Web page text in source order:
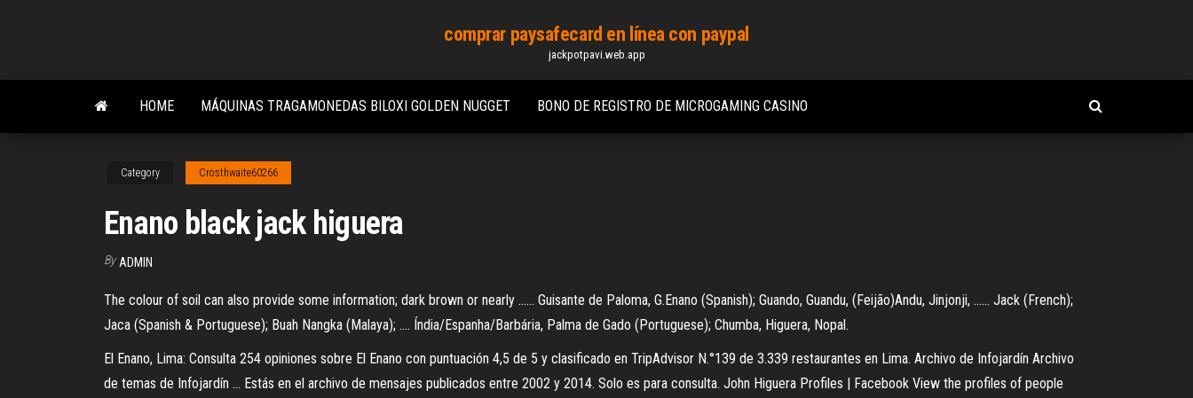
content
comprar paysafecard en línea con paypal
jackpotpavi.web.app
HOME MÁQUINAS TRAGAMONEDAS BILOXI GOLDEN NUGGET BONO DE REGISTRO DE MICROGAMING CASINO
Category Crosthwaite60266
Enano black jack higuera
By ADMIN
The colour of soil can also provide some information; dark brown or nearly ...... Guisante de Paloma, G.Enano (Spanish); Guando, Guandu, (Feijão)Andu, Jinjonji, ...... Jack (French);
Jaca (Spanish & Portuguese); Buah Nangka (Malaya); .... Índia/Espanha/Barbária, Palma de Gado (Portuguese); Chumba, Higuera, Nopal.
El Enano, Lima: Consulta 254 opiniones sobre El Enano con puntuación 4,5 de 5 y clasificado en TripAdvisor N.°139 de 3.339 restaurantes en Lima. Archivo de Infojardín Archivo
de temas de Infojardín ... Estás en el archivo de mensajes publicados entre 2002 y 2014. Solo es para consulta. John Higuera Profiles | Facebook View the profiles of people